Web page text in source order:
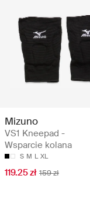
Mizuno
VS1 Kneepad -
Wsparcie kolana
S M L XL
119.25 zł 159 zł